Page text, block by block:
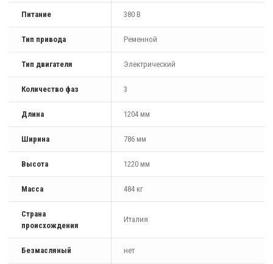
Питание 380 В
Тип привода Ременной
Тип двигателя Электрический
Количество фаз 3
Длина 1204 мм
Ширина 786 мм
Высота 1220 мм
Масса 484 кг
Страна
происхождения
Италия
Безмасляный нет